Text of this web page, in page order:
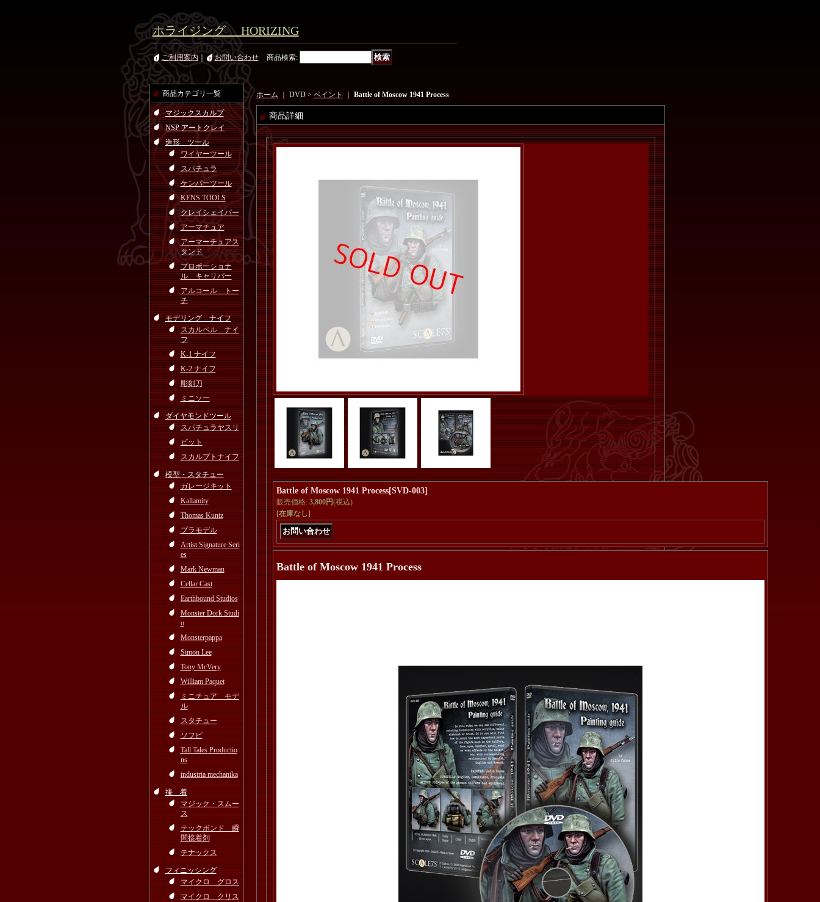
ホライジング HORIZING
ご利用案内 お問い合わせ 商品検索:
商品カテゴリ一覧
マジックスカルプ
NSP アートクレイ
造形 ツール
ワイヤーツール
スパチュラ
ケンパーツール
KENS TOOLS
クレイシェイパー
アーマチュア
アーマーチュアス
タンド
プロポーショナ
ル キャリパー
アルコール トー
チ
モデリング ナイフ
スカルペル ナイ
フ
K-1 ナイフ
K-2 ナイフ
彫刻刀
ミニソー
ダイヤモンドツール
スパチュラヤスリ
ビット
スカルプトナイフ
模型・スタチュー
ガレージキット
Kallamity
Thomas Kuntz
プラモデル
Artist Signature Seri
es
Mark Newman
Cellar Cast
Earthbound Studios
Monster Dork Studi
o
Monsterpappa
Simon Lee
Tony McVery
William Paquet
ミニチュア モデ
ル
スタチュー
ソフビ
Tall Tales Productio
ns
industria mechanika
接 着
マジック・スムー
ス
テックボンド 瞬
間接着剤
テナックス
フィニッシング
マイクロ グロス
マイクロ クリス
ホーム ｜ DVD > ペイント Battle of Moscow 1941 Process
商品詳細
Battle of Moscow 1941 Process[SVD-003]
販売価格: 3,800円(税込)
[在庫なし]
Battle of Moscow 1941 Process